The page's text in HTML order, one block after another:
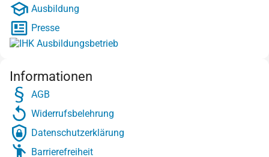
Ausbildung
Presse
Informationen
AGB
Widerrufsbelehrung
Datenschutzerklärung
Barrierefreiheit